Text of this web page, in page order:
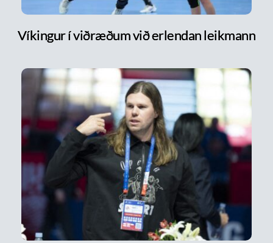
Víkingur í viðræðum við erlendan leikmann